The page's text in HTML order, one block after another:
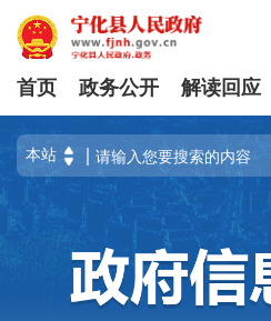
首页 政务公开 解读回应